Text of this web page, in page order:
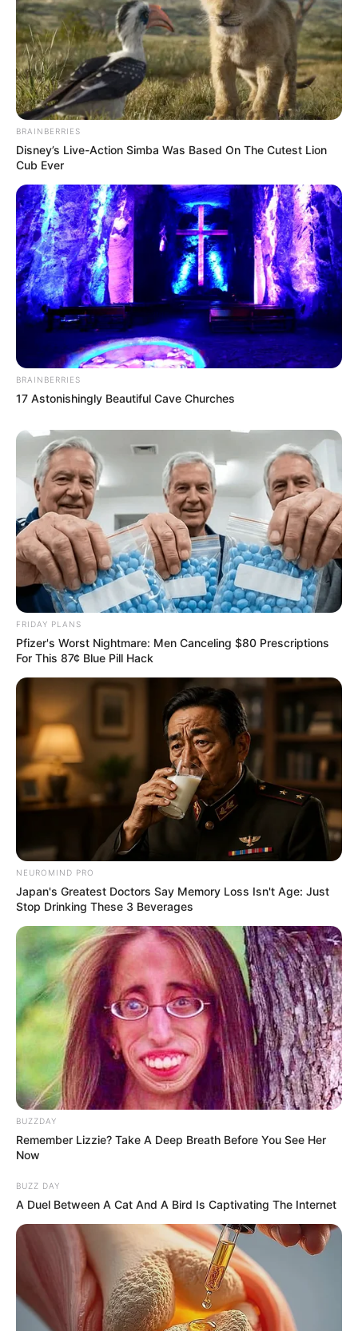
ดูดวงรายเดือน
รักษ์เลขเด็ด เช็ก ดวงสิงหาคม 2569
ครึ่งเดือนแรกใครจะเป็นเศรษฐี
ดูดวงรายเดือน
ให้หินนำโชค ให้นกนำทาง เช็กดวง
สิงหาคม 2569 โดย อ.นก กุลภัสสรณ์
ดูดวงรายเดือน
อ.รักษ์ เลขเด็ด ชวนเช็ก ดวงกรกฎาคม
2569 (ช่วงวันที่ 16 – 31 ก.ค. 69)
MThai เชื่อในสิ่งที่ทำ ทำในสิ่งที่เชื่อ
รับข่าวสารเลขมงคล สถิติเลขดัง ดวงรายวัน รายเดือน รายปี
พร้อมแนะนำวิธีเสริมดวง
ลุ้นรับรางวัลจากกิจกรรมเสริมความเป็นมงคลให้กับตัวท่านเอง
เปิดสมัครสมาชิก (ฟรี) เร็วๆนี้
LEGAL
นโยบายคุกกี้
นโยบายการคุ้มครองข้อมูลส่วนบุคคล
ติดต่อเรา
เกี่ยวกับเอ็มไทย
TOP CONTENT
วัดสวย
วัดสวยเชียงใหม่
ทำนายฝัน
สถิติหวยรายเดือน
บทสวดมนต์
วิธีบนไอ้ไข่
ไหว้ท้าวเวสสุวรรณ
วิธีไหว้วัดแขก
วอลเปเปอร์พระแม่ลักษมี
วอลเปเปอร์ ฟรี
สีมงคล
เว็บไซต์นี้ใช้คุกกี้
เพื่อการนำเสนอเนื้อหาที่ดี รวมถึงการจัดการข้อมูลส่วนบุคคล เพื่อให้คุณได้รับ
ประสบการณ์ที่ดีบนบริการของเว็บไซต์เรา หากคุณใช้บริการเว็บไซต์นี้ต่อไปโดย
ไม่มีการปรับตั้งค่าใดๆนั้น แสดงว่าคุณยอมรับนโยบายคุกกี้และนโยบายส่วน
ยอมรับ เรียนรู้เพิ่มเติม
BRAINBERRIES
Disney’s Live-Action Simba Was Based On The Cutest Lion
Cub Ever
BRAINBERRIES
17 Astonishingly Beautiful Cave Churches
FRIDAY PLANS
Pfizer's Worst Nightmare: Men Canceling $80 Prescriptions
For This 87¢ Blue Pill Hack
NEUROMIND PRO
Japan's Greatest Doctors Say Memory Loss Isn't Age: Just
Stop Drinking These 3 Beverages
BUZZDAY
Remember Lizzie? Take A Deep Breath Before You See Her
Now
BUZZ DAY
A Duel Between A Cat And A Bird Is Captivating The Internet